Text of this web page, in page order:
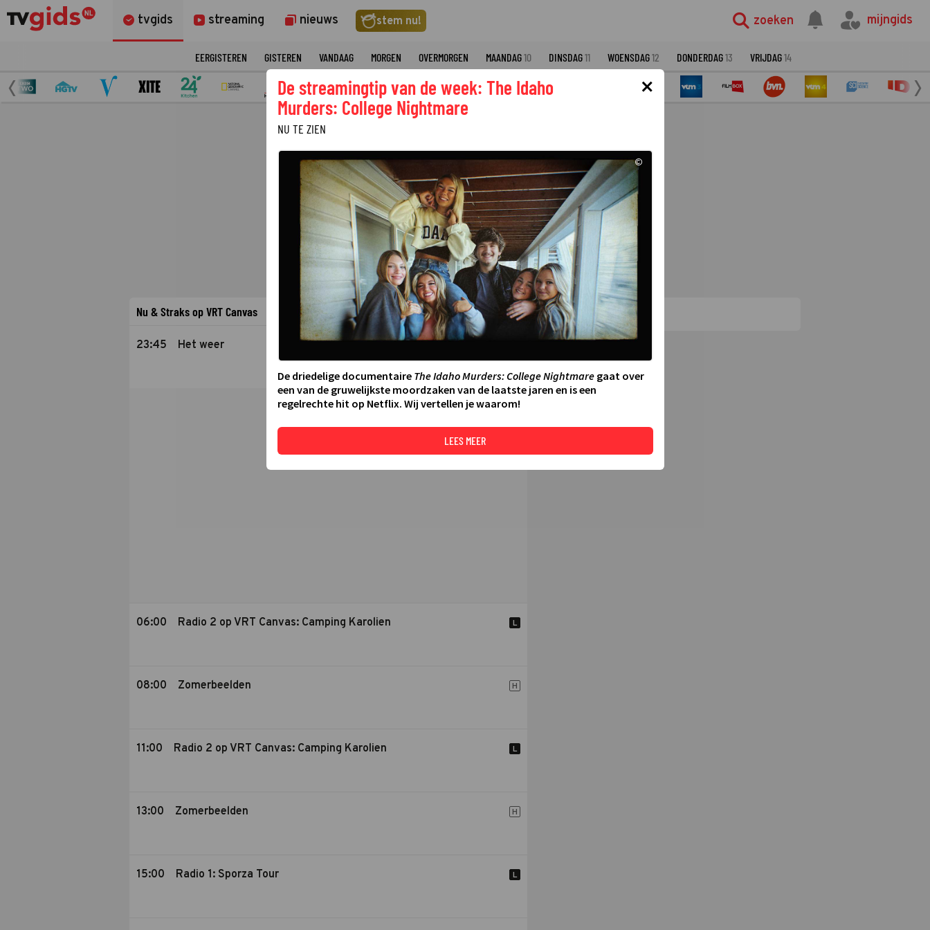
tvgids streaming nieuws stem nu! zoeken mijngids
EERGISTEREN GISTEREN VANDAAG MORGEN OVERMORGEN MAANDAG10 DINSDAG11 WOENSDAG12 DONDERDAG13 VRIJDAG14
VRT CANVAS
Nu & Straks op VRT Canvas
23:45 Het weer
06:00 Radio 2 op VRT Canvas: Camping Karolien L
08:00 Zomerbeelden H
11:00 Radio 2 op VRT Canvas: Camping Karolien L
13:00 Zomerbeelden H
15:00 Radio 1: Sporza Tour L
Over VRT Canvas
×
De streamingtip van de week: The Idaho
Murders: College Nightmare
NU TE ZIEN
©
De driedelige documentaire The Idaho Murders: College Nightmaregaat over
een van de gruwelijkste moordzaken van de laatste jaren en is een
regelrechte hit op Netflix. Wij vertellen je waarom!
LEES MEER